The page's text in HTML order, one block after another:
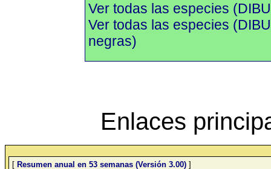
Ver todas las especies
Ver todas las especies
negras)
Enlaces
[ Resumen anual en 53 semanas (Versión 3.00) ]